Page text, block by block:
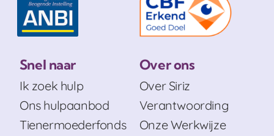
Snel naar
Ik zoek hulp
Ons hulpaanbod
Tienermoederfonds
Over ons
Over Siriz
Verantwoording
Onze Werkwijze